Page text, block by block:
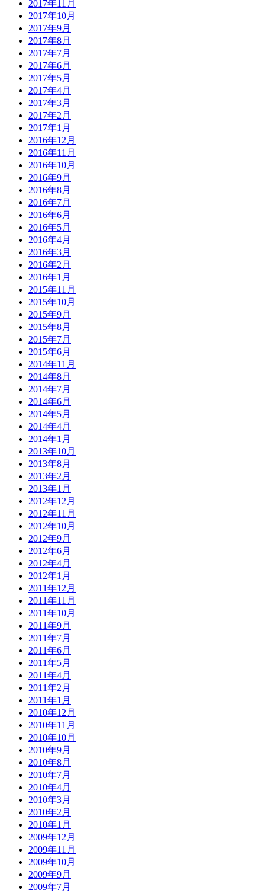
2017年11月
2017年10月
2017年9月
2017年8月
2017年7月
2017年6月
2017年5月
2017年4月
2017年3月
2017年2月
2017年1月
2016年12月
2016年11月
2016年10月
2016年9月
2016年8月
2016年7月
2016年6月
2016年5月
2016年4月
2016年3月
2016年2月
2016年1月
2015年11月
2015年10月
2015年9月
2015年8月
2015年7月
2015年6月
2014年11月
2014年8月
2014年7月
2014年6月
2014年5月
2014年4月
2014年1月
2013年10月
2013年8月
2013年2月
2013年1月
2012年12月
2012年11月
2012年10月
2012年9月
2012年6月
2012年4月
2012年1月
2011年12月
2011年11月
2011年10月
2011年9月
2011年7月
2011年6月
2011年5月
2011年4月
2011年2月
2011年1月
2010年12月
2010年11月
2010年10月
2010年9月
2010年8月
2010年7月
2010年4月
2010年3月
2010年2月
2010年1月
2009年12月
2009年11月
2009年10月
2009年9月
2009年7月